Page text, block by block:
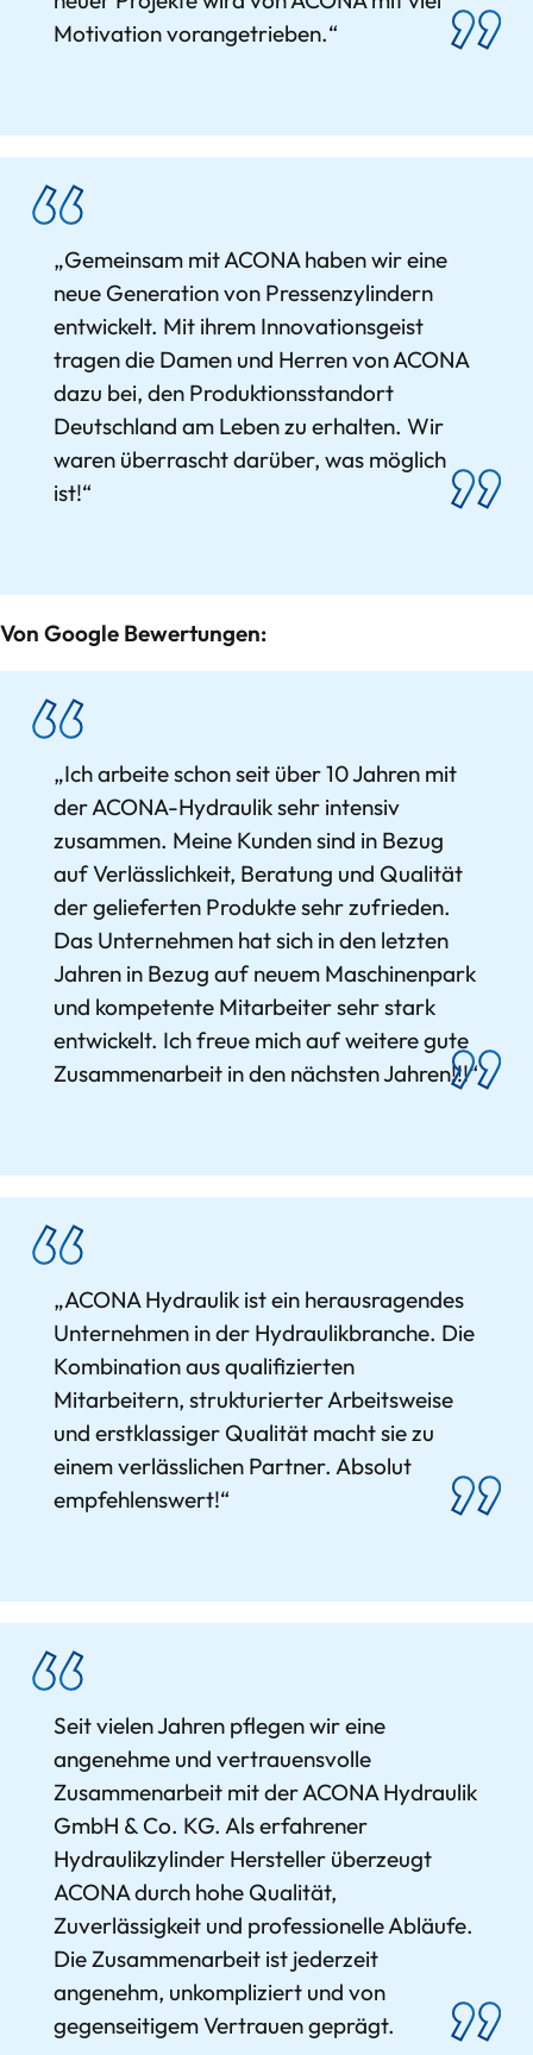
Motivation vorangetrieben.“
„Gemeinsam mit ACONA haben wir eine
neue Generation von Pressenzylindern
entwickelt. Mit ihrem Innovationsgeist
tragen die Damen und Herren von ACONA
dazu bei, den Produktionsstandort
Deutschland am Leben zu erhalten. Wir
waren überrascht darüber, was möglich
ist!“
Von Google Bewertungen:
„Ich arbeite schon seit über 10 Jahren mit
der ACONA-Hydraulik sehr intensiv
zusammen. Meine Kunden sind in Bezug
auf Verlässlichkeit, Beratung und Qualität
der gelieferten Produkte sehr zufrieden.
Das Unternehmen hat sich in den letzten
Jahren in Bezug auf neuem Maschinenpark
und kompetente Mitarbeiter sehr stark
entwickelt. Ich freue mich auf weitere gute
Zusammenarbeit in den nächsten Jahren!!!“
„ACONA Hydraulik ist ein herausragendes
Unternehmen in der Hydraulikbranche. Die
Kombination aus qualifizierten
Mitarbeitern, strukturierter Arbeitsweise
und erstklassiger Qualität macht sie zu
einem verlässlichen Partner. Absolut
empfehlenswert!“
Seit vielen Jahren pflegen wir eine
angenehme und vertrauensvolle
Zusammenarbeit mit der ACONA Hydraulik
GmbH & Co. KG. Als erfahrener
Hydraulikzylinder Hersteller überzeugt
ACONA durch hohe Qualität,
Zuverlässigkeit und professionelle Abläufe.
Die Zusammenarbeit ist jederzeit
angenehm, unkompliziert und von
gegenseitigem Vertrauen geprägt.